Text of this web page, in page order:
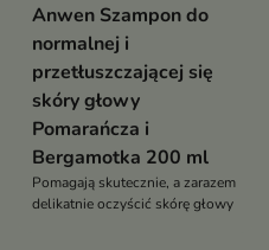
Anwen Szampon do
normalnej i
przetłuszczającej się
skóry głowy
Pomarańcza i
Bergamotka 200 ml
Pomagają skutecznie, a zarazem
delikatnie oczyścić skórę głowy